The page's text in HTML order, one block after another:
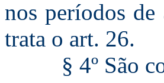
nos períodos de
trata o art. 26.
§ 4º São